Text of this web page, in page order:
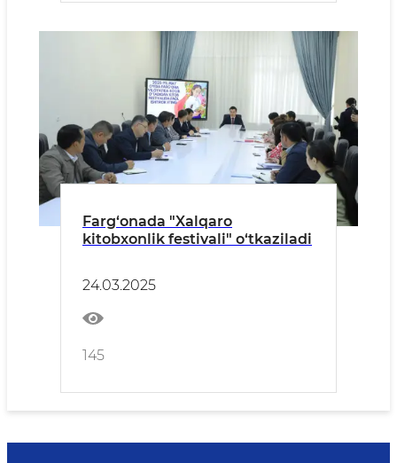
Farg‘onada "Xalqaro
kitobxonlik festivali" o‘tkaziladi
24.03.2025
145